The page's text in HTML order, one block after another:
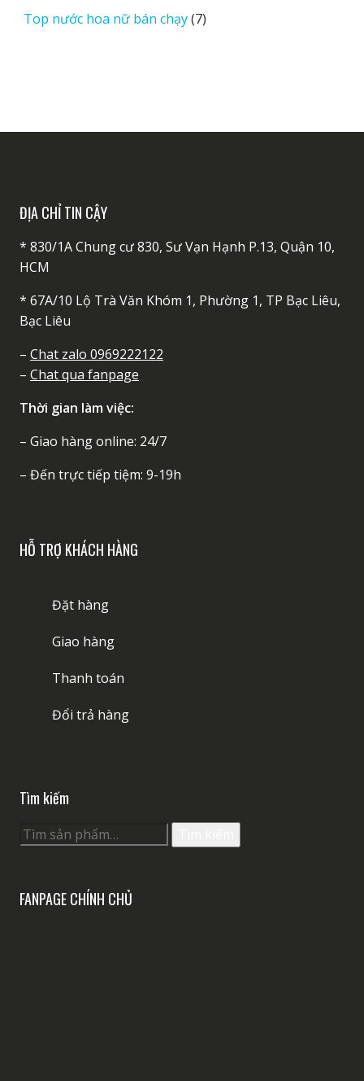
phẩm
Top nước hoa nữ bán chạy 77
ĐỊA CHỈ TIN CẬY
* 830/1A Chung cư 830, Sư Vạn Hạnh P.13, Quận 10,
HCM
* 67A/10 Lộ Trà Văn Khóm 1, Phường 1, TP Bạc Liêu,
Bạc Liêu
– Chat zalo 0969222122
– Chat qua fanpage
Thời gian làm việc:
– Giao hàng online: 24/7
– Đến trực tiếp tiệm: 9-19h
HỖ TRỢ KHÁCH HÀNG
Đặt hàng
Giao hàng
Thanh toán
Đổi trả hàng
Tìm kiếm
Tìm
kiếm:
FANPAGE CHÍNH CHỦ